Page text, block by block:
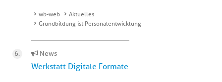
wb-web
Aktuelles
Grundbildung ist Personalentwicklung
News
Werkstatt Digitale Formate